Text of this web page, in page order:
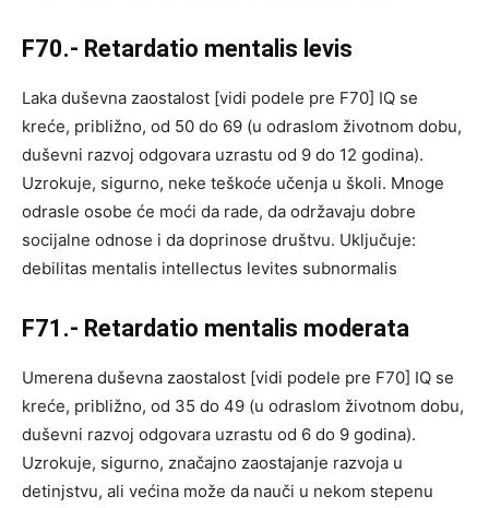
F70.- Retardatio mentalis levis
Laka duševna zaostalost [vidi podele pre F70] IQ se
kreće, približno, od 50 do 69 (u odraslom životnom dobu,
duševni razvoj odgovara uzrastu od 9 do 12 godina).
Uzrokuje, sigurno, neke teškoće učenja u školi. Mnoge
odrasle osobe će moći da rade, da održavaju dobre
socijalne odnose i da doprinose društvu. Uključuje:
debilitas mentalis intellectus levites subnormalis
F71.- Retardatio mentalis moderata
Umerena duševna zaostalost [vidi podele pre F70] IQ se
kreće, približno, od 35 do 49 (u odraslom životnom dobu,
duševni razvoj odgovara uzrastu od 6 do 9 godina).
Uzrokuje, sigurno, značajno zaostajanje razvoja u
detinjstvu, ali većina može da nauči u nekom stepenu